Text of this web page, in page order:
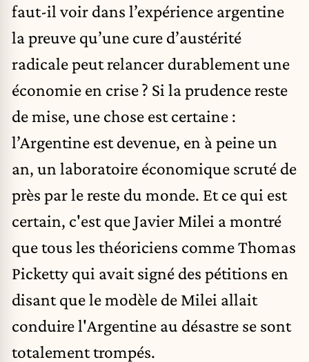
faut-il voir dans l’expérience argentine
la preuve qu’une cure d’austérité
radicale peut relancer durablement une
économie en crise ? Si la prudence reste
de mise, une chose est certaine :
l’Argentine est devenue, en à peine un
an, un laboratoire économique scruté de
près par le reste du monde. Et ce qui est
certain, c'est que Javier Milei a montré
que tous les théoriciens comme Thomas
Picketty qui avait signé des pétitions en
disant que le modèle de Milei allait
conduire l'Argentine au désastre se sont
totalement trompés.